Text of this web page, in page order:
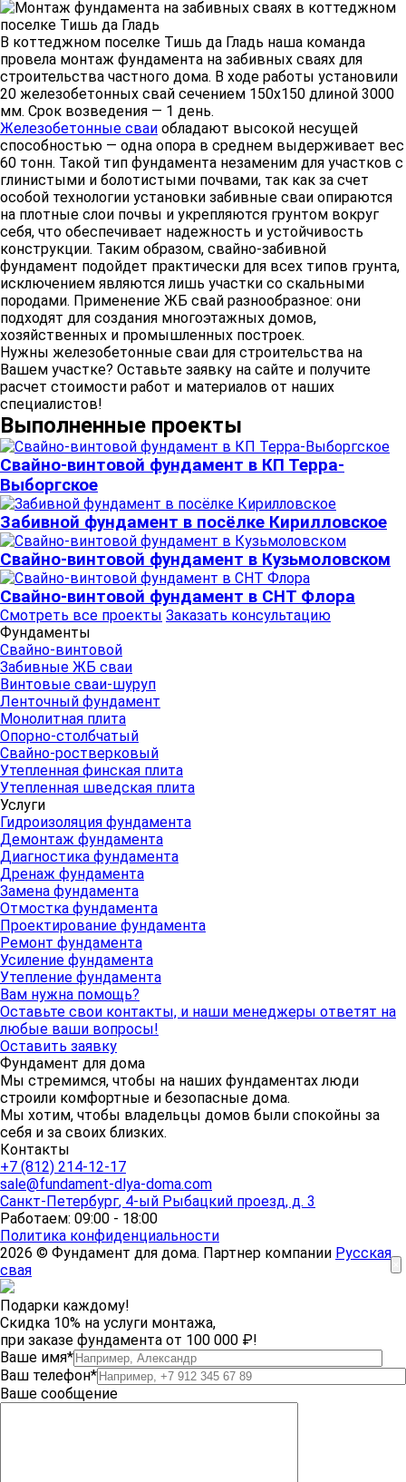
В коттеджном поселке Тишь да Гладь наша команда
провела монтаж фундамента на забивных сваях для
строительства частного дома. В ходе работы установили
20 железобетонных свай сечением 150х150 длиной 3000
мм. Срок возведения — 1 день.
Железобетонные сваи обладают высокой несущей
способностью — одна опора в среднем выдерживает вес
60 тонн. Такой тип фундамента незаменим для участков с
глинистыми и болотистыми почвами, так как за счет
особой технологии установки забивные сваи опираются
на плотные слои почвы и укрепляются грунтом вокруг
себя, что обеспечивает надежность и устойчивость
конструкции. Таким образом, свайно-забивной
фундамент подойдет практически для всех типов грунта,
исключением являются лишь участки со скальными
породами. Применение ЖБ свай разнообразное: они
подходят для создания многоэтажных домов,
хозяйственных и промышленных построек.
Нужны железобетонные сваи для строительства на
Вашем участке? Оставьте заявку на сайте и получите
расчет стоимости работ и материалов от наших
специалистов!
Выполненные проекты
Свайно-винтовой фундамент в КП Терра-
Выборгское
Забивной фундамент в посёлке Кирилловское
Свайно-винтовой фундамент в Кузьмоловском
Свайно-винтовой фундамент в СНТ Флора
Смотреть все проекты Заказать консультацию
Фундаменты
Свайно-винтовой
Забивные ЖБ сваи
Винтовые сваи-шуруп
Ленточный фундамент
Монолитная плита
Опорно-столбчатый
Свайно-ростверковый
Утепленная финская плита
Утепленная шведская плита
Услуги
Гидроизоляция фундамента
Демонтаж фундамента
Диагностика фундамента
Дренаж фундамента
Замена фундамента
Отмостка фундамента
Проектирование фундамента
Ремонт фундамента
Усиление фундамента
Утепление фундамента
Вам нужна помощь?
Оставьте свои контакты, и наши менеджеры ответят на
любые ваши вопросы!
Оставить заявку
Фундамент для дома
Мы стремимся, чтобы на наших фундаментах люди
строили комфортные и безопасные дома.
Мы хотим, чтобы владельцы домов были спокойны за
себя и за своих близких.
Контакты
+7 (812) 214-12-17
sale@fundament-dlya-doma.com
Санкт-Петербург, 4-ый Рыбацкий проезд, д. 3
Работаем: 09:00 - 18:00
Политика конфиденциальности
2026 © Фундамент для дома. Партнер компании Русская
свая
Подарки каждому!
Скидка 10% на услуги монтажа,
при заказе фундамента от 100 000 ₽!
Ваше имя*
Ваш телефон*
Ваше сообщение